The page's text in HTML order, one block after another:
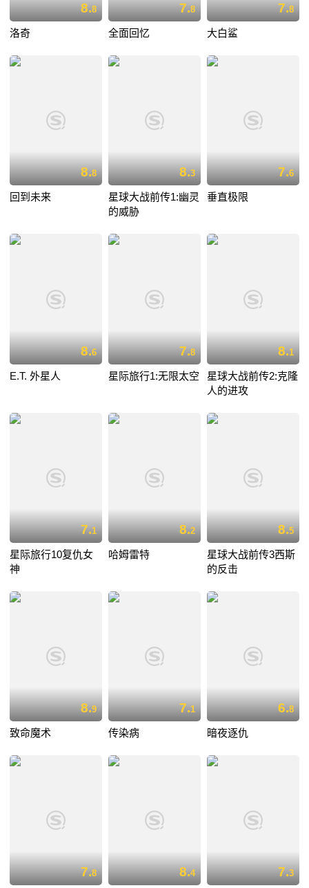
8.8
洛奇
7.8
全面回忆
7.8
大白鲨
8.8
回到未来
8.3
星球大战前传1:幽灵
的威胁
7.6
垂直极限
8.6
E.T. 外星人
7.8
星际旅行1:无限太空
8.1
星球大战前传2:克隆
人的进攻
7.1
星际旅行10复仇女
神
8.2
哈姆雷特
8.5
星球大战前传3西斯
的反击
8.9
致命魔术
7.1
传染病
6.8
暗夜逐仇
7.8 8.4 7.3